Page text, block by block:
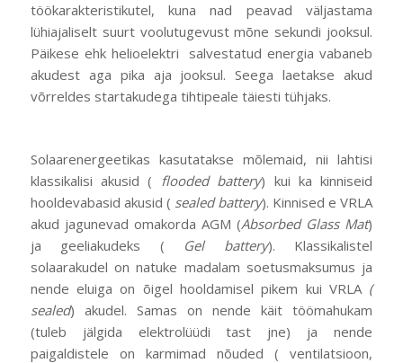
töökarakteristikutel, kuna nad peavad väljastama
lühiajaliselt suurt voolutugevust mõne sekundi jooksul.
Päikese ehk helioelektri salvestatud energia vabaneb
akudest aga pika aja jooksul. Seega laetakse akud
võrreldes startakudega tihtipeale täiesti tühjaks.
Solaarenergeetikas kasutatakse mõlemaid, nii lahtisi
klassikalisi akusid (
flooded battery) kui ka kinniseid
hooldevabasid akusid ( sealed battery). Kinnised e VRLA
akud jagunevad omakorda AGM (Absorbed Glass Mat)
ja geeliakudeks ( Gel battery). Klassikalistel
solaarakudel on natuke madalam soetusmaksumus ja
nende eluiga on õigel hooldamisel pikem kui VRLA (
sealed) akudel. Samas on nende käit töömahukam
(tuleb jälgida elektrolüüdi tast jne) ja nende
paigaldistele on karmimad nõuded ( ventilatsioon,